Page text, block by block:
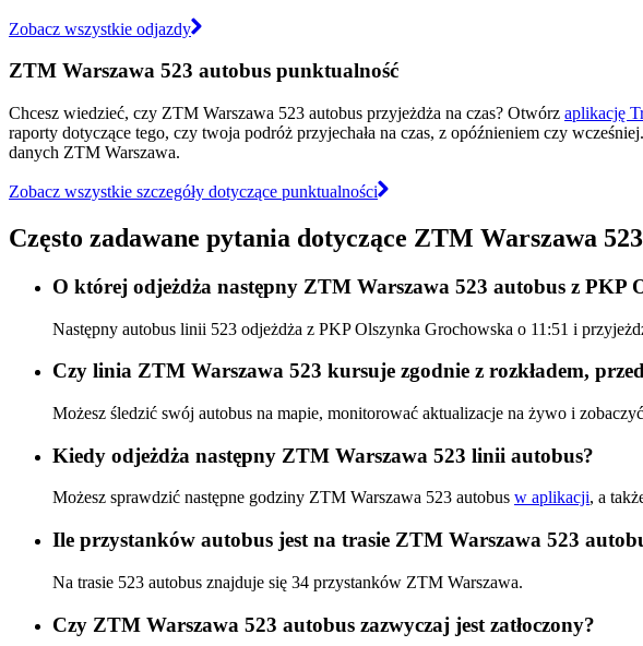
Zobacz wszystkie odjazdy
ZTM Warszawa 523 autobus punktualność
Chcesz wiedzieć, czy ZTM Warszawa 523 autobus przyjeżdża na czas? Otwórz aplikację
raporty dotyczące tego, czy twoja podróż przyjechała na czas, z opóźnieniem czy
danych ZTM Warszawa.
Zobacz wszystkie szczegóły dotyczące punktualności
Często zadawane pytania dotyczące ZTM Warszawa
O której odjeżdża następny ZTM Warszawa 523 autobus z PKP
Następny autobus linii 523 odjeżdża z PKP Olszynka Grochowska o 11:51 i
Czy linia ZTM Warszawa 523 kursuje zgodnie z rozkładem,
Możesz śledzić swój autobus na mapie, monitorować aktualizacje na żywo i
Kiedy odjeżdża następny ZTM Warszawa 523 linii autobus?
Możesz sprawdzić następne godziny ZTM Warszawa 523 autobus w aplikacji, a
Ile przystanków autobus jest na trasie ZTM Warszawa 523
Na trasie 523 autobus znajduje się 34 przystanków ZTM Warszawa.
Czy ZTM Warszawa 523 autobus zazwyczaj jest zatłoczony?